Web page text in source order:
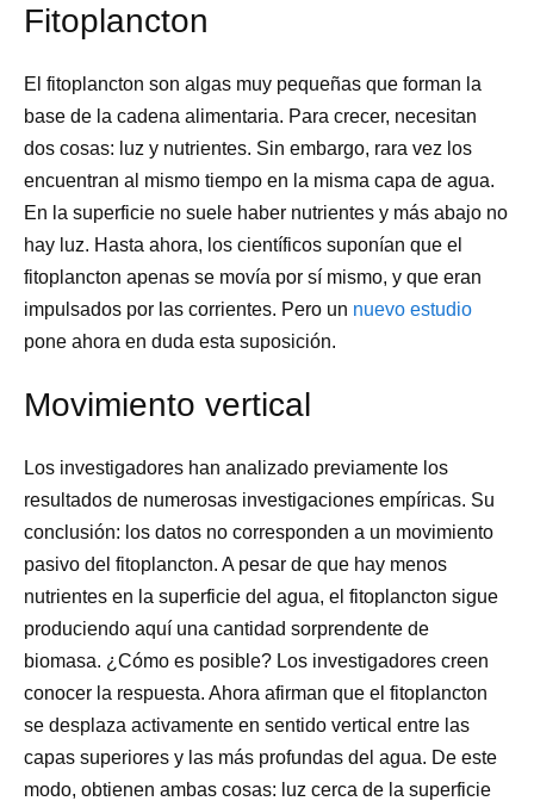
Fitoplancton
El fitoplancton son algas muy pequeñas que forman la
base de la cadena alimentaria. Para crecer, necesitan
dos cosas: luz y nutrientes. Sin embargo, rara vez los
encuentran al mismo tiempo en la misma capa de agua.
En la superficie no suele haber nutrientes y más abajo no
hay luz. Hasta ahora, los científicos suponían que el
fitoplancton apenas se movía por sí mismo, y que eran
impulsados por las corrientes. Pero un nuevo estudio
pone ahora en duda esta suposición.
Movimiento vertical
Los investigadores han analizado previamente los
resultados de numerosas investigaciones empíricas. Su
conclusión: los datos no corresponden a un movimiento
pasivo del fitoplancton. A pesar de que hay menos
nutrientes en la superficie del agua, el fitoplancton sigue
produciendo aquí una cantidad sorprendente de
biomasa. ¿Cómo es posible? Los investigadores creen
conocer la respuesta. Ahora afirman que el fitoplancton
se desplaza activamente en sentido vertical entre las
capas superiores y las más profundas del agua. De este
modo, obtienen ambas cosas: luz cerca de la superficie